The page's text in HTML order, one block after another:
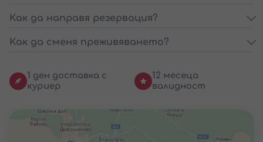
Как да направя резервация?
Как да сменя преживяването?
1 ден доставка с
куриер
12 месеца
валидност